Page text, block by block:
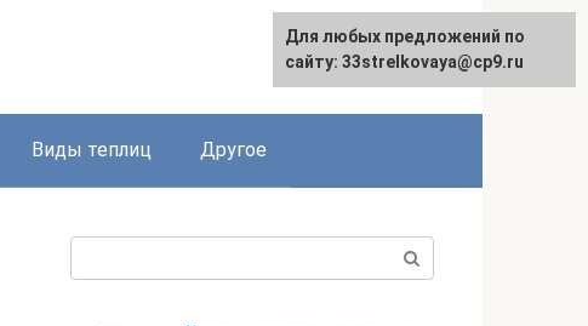
Виды теплиц Другое
Для любых предложений по
сайту: 33strelkovaya@cp9.ru